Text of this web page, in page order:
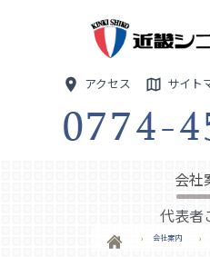
アクセス サイト
会社
代表者
会社案内